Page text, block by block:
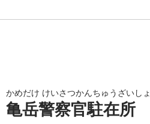
かめだけ けいさつかんちゅうざいしょ
亀岳警察官駐在所